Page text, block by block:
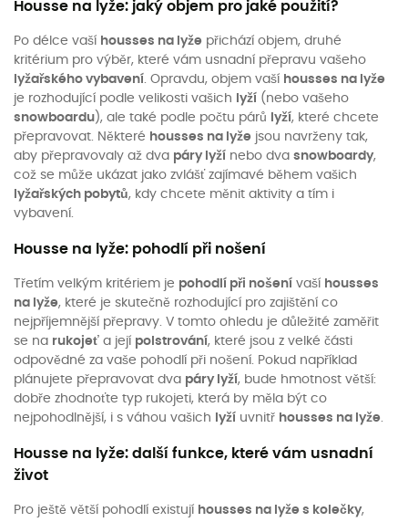
Housse na lyže: jaký objem pro jaké použití?
Po délce vaší housses na lyže přichází objem, druhé
kritérium pro výběr, které vám usnadní přepravu vašeho
lyžařského vybavení. Opravdu, objem vaší housses na lyže
je rozhodující podle velikosti vašich
lyží (nebo vašeho
snowboardu), ale také podle počtu párů lyží, které chcete
přepravovat. Některé housses na lyže jsou navrženy tak,
aby přepravovaly až dva páry lyží nebo dva snowboardy,
což se může ukázat jako zvlášť zajímavé během vašich
lyžařských pobytů, kdy chcete měnit aktivity a tím i
vybavení.
Housse na lyže: pohodlí při nošení
Třetím velkým kritériem je pohodlí při nošení vaší housses
na lyže, které je skutečně rozhodující pro zajištění co
nejpříjemnější přepravy. V tomto ohledu je důležité zaměřit
se na rukojeť a její polstrování, které jsou z velké části
odpovědné za vaše pohodlí při nošení. Pokud například
plánujete přepravovat dva páry lyží, bude hmotnost větší:
dobře zhodnoťte typ rukojeti, která by měla být co
nejpohodlnější, i s váhou vašich
lyží uvnitř housses na lyže.
Housse na lyže: další funkce, které vám usnadní
život
Pro ještě větší pohodlí existují housses na lyže s kolečky,